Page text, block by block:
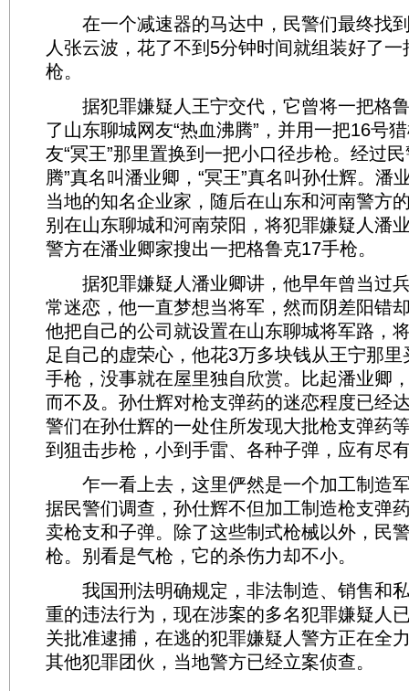
在一个减速器的马达中，民警们最终找
人张云波，花了不到5分钟时间就组装好了
枪。
据犯罪嫌疑人王宁交代，它曾将一把格
了山东聊城网友“热血沸腾”，并用一把16号
友“冥王”那里置换到一把小口径步枪。经过
腾”真名叫潘业卿，“冥王”真名叫孙仕辉。潘
当地的知名企业家，随后在山东和河南警方
别在山东聊城和河南荥阳，将犯罪嫌疑人潘
警方在潘业卿家搜出一把格鲁克17手枪。
据犯罪嫌疑人潘业卿讲，他早年曾当过
常迷恋，他一直梦想当将军，然而阴差阳错
他把自己的公司就设置在山东聊城将军路，
足自己的虚荣心，他花3万多块钱从王宁那
手枪，没事就在屋里独自欣赏。比起潘业卿
而不及。孙仕辉对枪支弹药的迷恋程度已经
警们在孙仕辉的一处住所发现大批枪支弹药
到狙击步枪，小到手雷、各种子弹，应有尽
乍一看上去，这里俨然是一个加工制造
据民警们调查，孙仕辉不但加工制造枪支弹
卖枪支和子弹。除了这些制式枪械以外，民
枪。别看是气枪，它的杀伤力却不小。
我国刑法明确规定，非法制造、销售和
重的违法行为，现在涉案的多名犯罪嫌疑人
关批准逮捕，在逃的犯罪嫌疑人警方正在全
其他犯罪团伙，当地警方已经立案侦查。